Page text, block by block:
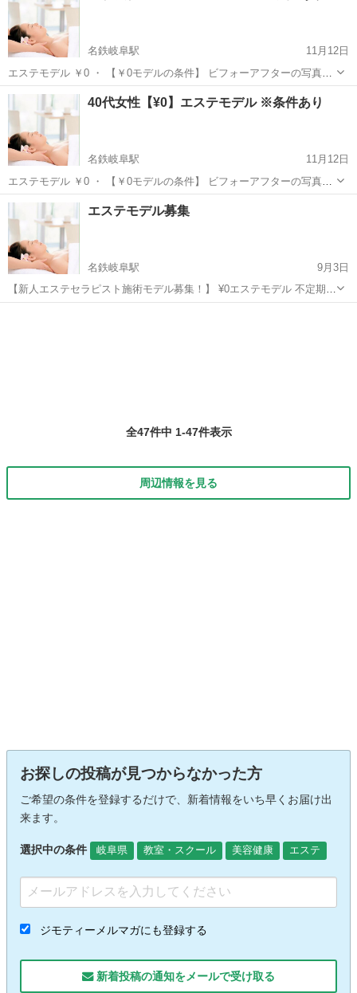
れますが、絶対合格を目指します。
名鉄岐阜駅
11月12日
エステモデル ￥0 ・ 【￥0モデルの条件】 ビフォーアフターの写真を
撮らせていただける50代女性。 且つ、ホームページやSNS、紙媒体を
含む宣伝に使用することを承諾いただける方。 ・ ・ ★所要時間は2時
間...
岐阜市 名鉄岐阜駅
40代女性【¥0】エステモデル ※条件あり
名鉄岐阜駅
11月12日
エステモデル ￥0 ・ 【￥0モデルの条件】 ビフォーアフターの写真を
撮らせていただける40代女性。 且つ、ホームページやSNS、紙媒体を
含む宣伝に使用することを承諾いただける方。 ・ ・ ★所要時間は2時
間...
岐阜市 名鉄岐阜駅 エステ
エステモデル募集
名鉄岐阜駅
9月3日
【新人エステセラピスト施術モデル募集！】 ¥0エステモデル 不定期に
つき、日時は第3希望までお知らせください。 新人エステセラピスト
全47件中 1-47件表示
周辺情報を見る
お探しの投稿が見つからなかった方
ご希望の条件を登録するだけで、新着情報をいち早くお届け出
来ます。
選択中の条件 岐阜県 教室・スクール 美容健康 エステ
ジモティーメルマガにも登録する
新着投稿の通知をメールで受け取る